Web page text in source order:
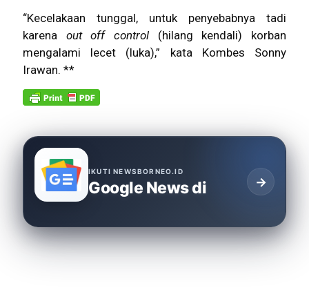
“Kecelakaan tunggal, untuk penyebabnya tadi
karena out off control (hilang kendali) korban
mengalami lecet (luka),” kata Kombes Sonny
Irawan. **
IKUTI NEWSBORNEO.ID
Google News di →